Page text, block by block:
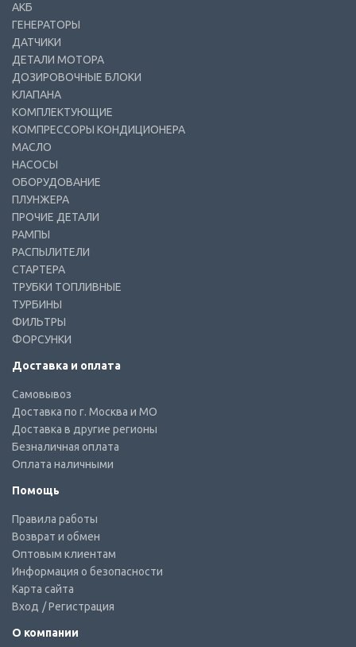
АКБ
ГЕНЕРАТОРЫ
ДАТЧИКИ
ДЕТАЛИ МОТОРА
ДОЗИРОВОЧНЫЕ БЛОКИ
КЛАПАНА
КОМПЛЕКТУЮЩИЕ
КОМПРЕССОРЫ КОНДИЦИОНЕРА
МАСЛО
НАСОСЫ
ОБОРУДОВАНИЕ
ПЛУНЖЕРА
ПРОЧИЕ ДЕТАЛИ
РАМПЫ
РАСПЫЛИТЕЛИ
СТАРТЕРА
ТРУБКИ ТОПЛИВНЫЕ
ТУРБИНЫ
ФИЛЬТРЫ
ФОРСУНКИ
Доставка и оплата
Самовывоз
Доставка по г. Москва и МО
Доставка в другие регионы
Безналичная оплата
Оплата наличными
Помощь
Правила работы
Возврат и обмен
Оптовым клиентам
Информация о безопасности
Карта сайта
Вход / Регистрация
О компании